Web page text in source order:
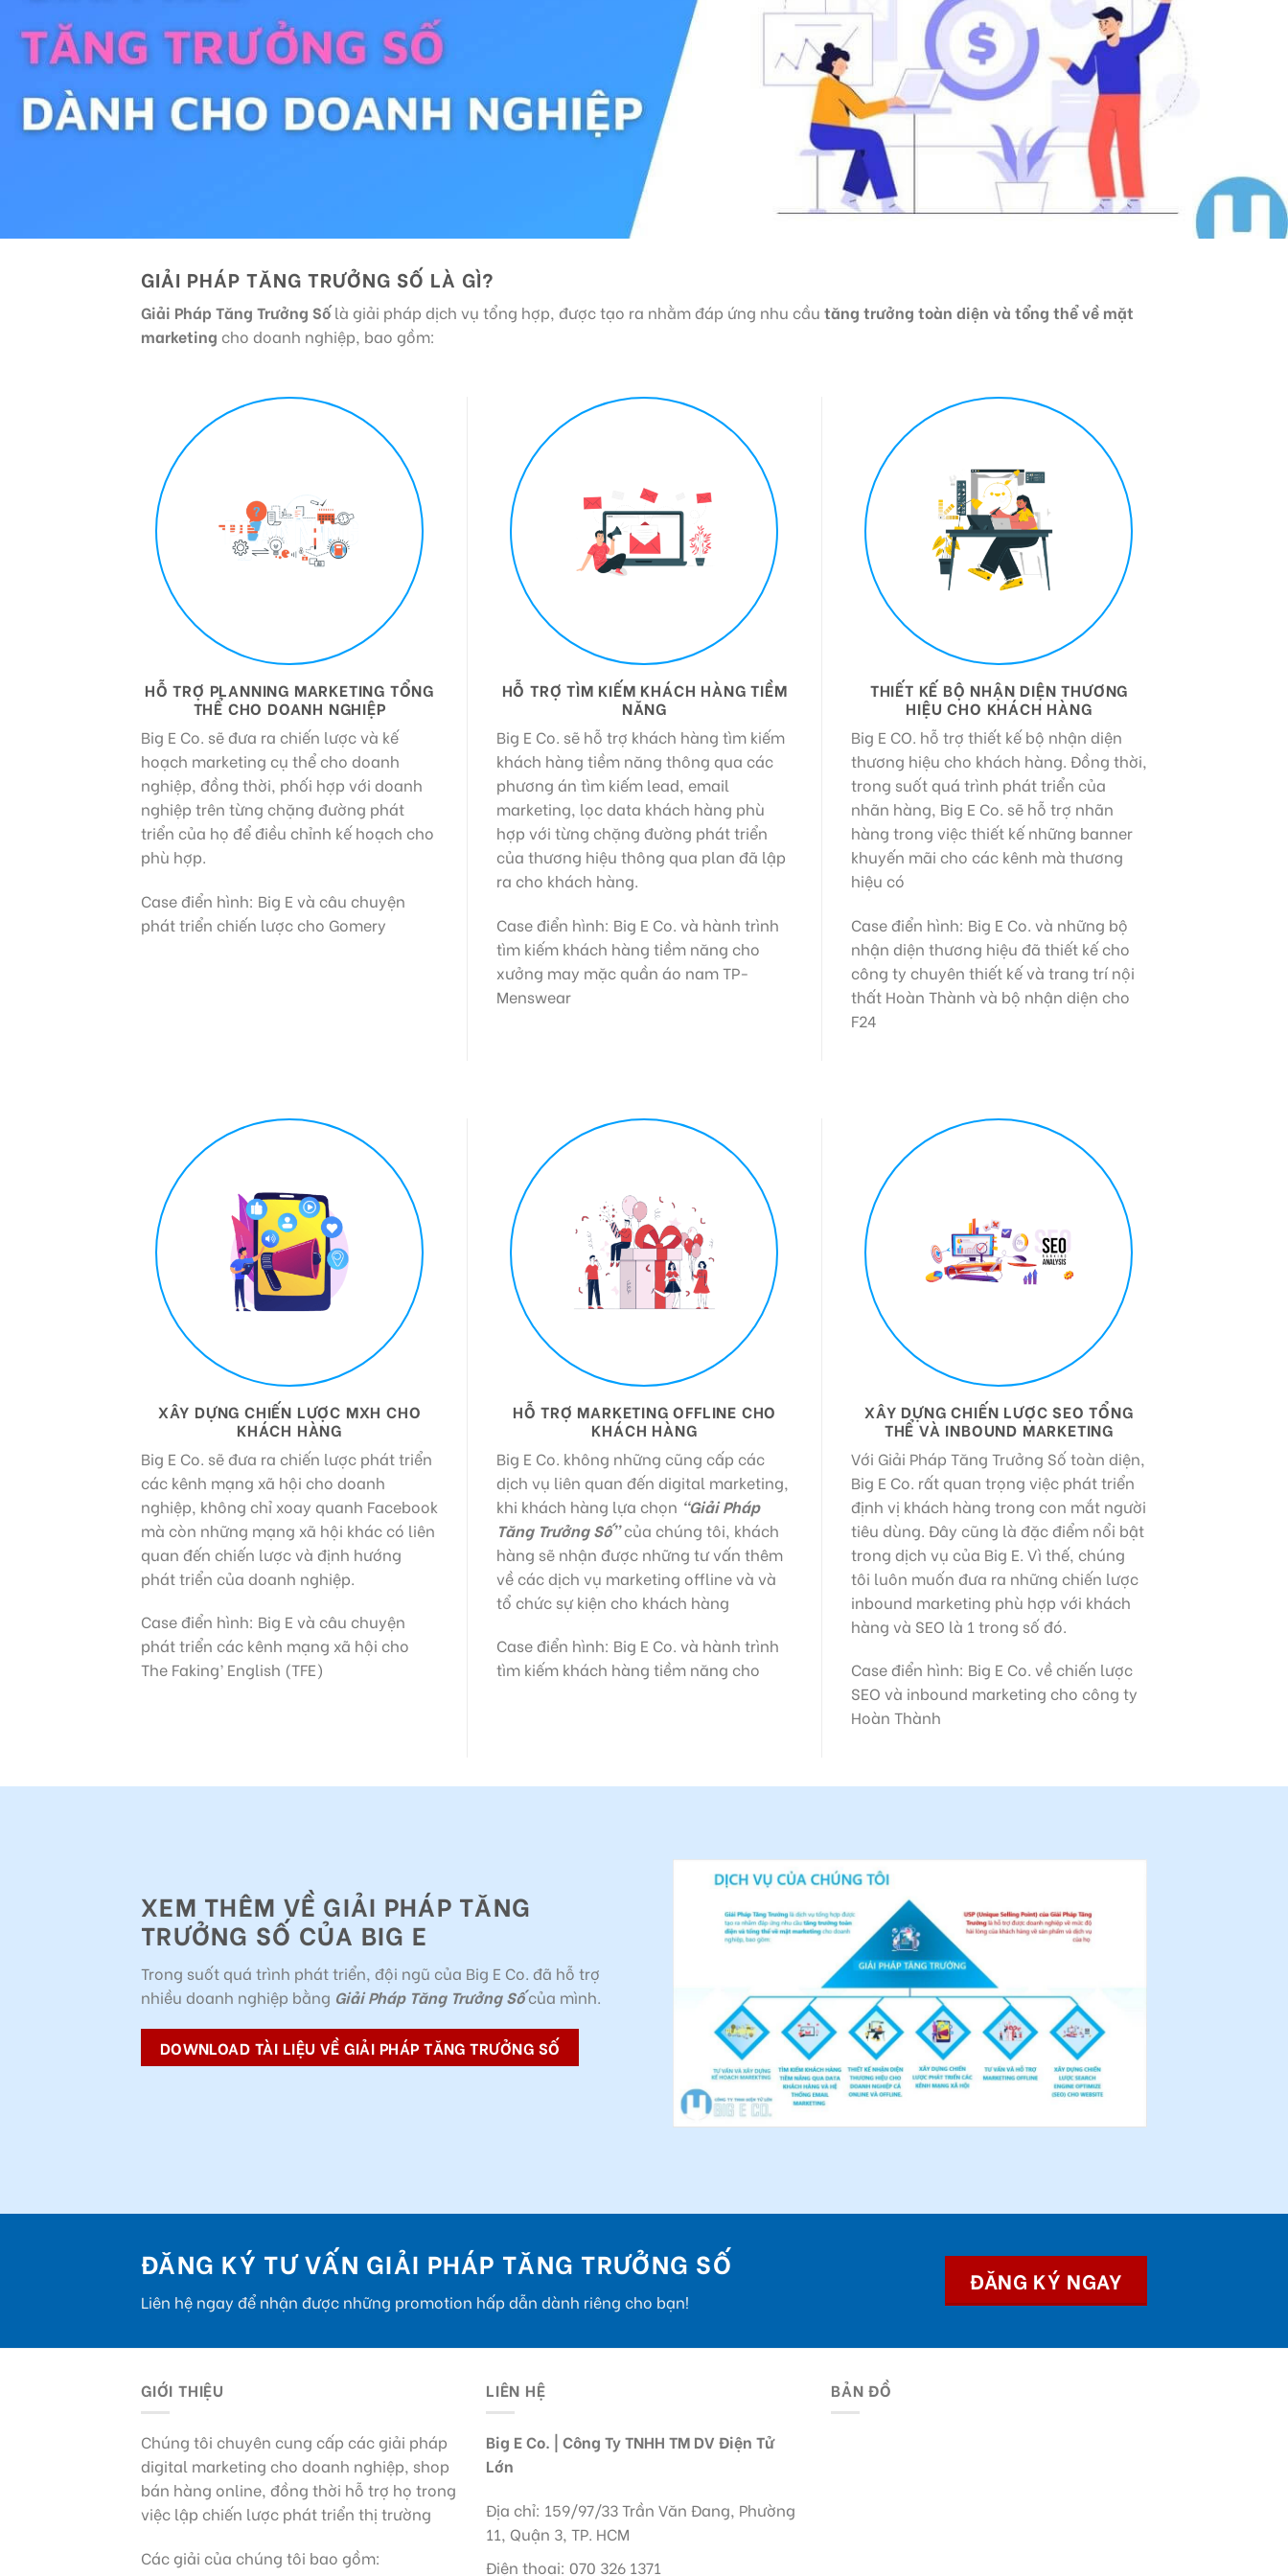
GIẢI PHÁP TĂNG TRƯỞNG SỐ LÀ GÌ?
Giải Pháp Tăng Trưởng Sốlà giải pháp dịch vụ tổng hợp, được tạo ra nhằm đáp ứng nhu cầu tăng trưởng toàn diện và tổng thể về mặt
marketing cho doanh nghiệp, bao gồm:
HỖ TRỢ PLANNING MARKETING TỔNG
THỂ CHO DOANH NGHIỆP
Big E Co. sẽ đưa ra chiến lược và kế
hoạch marketing cụ thể cho doanh
nghiệp, đồng thời, phối hợp với doanh
nghiệp trên từng chặng đường phát
triển của họ để điều chỉnh kế hoạch cho
phù hợp.
Case điển hình: Big E và câu chuyện
phát triển chiến lược cho Gomery
HỖ TRỢ TÌM KIẾM KHÁCH HÀNG TIỀM
NĂNG
Big E Co. sẽ hỗ trợ khách hàng tìm kiếm
khách hàng tiềm năng thông qua các
phương án tìm kiếm lead, email
marketing, lọc data khách hàng phù
hợp với từng chặng đường phát triển
của thương hiệu thông qua plan đã lập
ra cho khách hàng.
Case điển hình: Big E Co. và hành trình
tìm kiếm khách hàng tiềm năng cho
xưởng may mặc quần áo nam TP-
Menswear
THIẾT KẾ BỘ NHẬN DIỆN THƯƠNG
HIỆU CHO KHÁCH HÀNG
Big E CO. hỗ trợ thiết kế bộ nhận diện
thương hiệu cho khách hàng. Đồng thời,
trong suốt quá trình phát triển của
nhãn hàng, Big E Co. sẽ hỗ trợ nhãn
hàng trong việc thiết kế những banner
khuyến mãi cho các kênh mà thương
hiệu có
Case điển hình: Big E Co. và những bộ
nhận diện thương hiệu đã thiết kế cho
công ty chuyên thiết kế và trang trí nội
thất Hoàn Thành và bộ nhận diện cho
F24
XÂY DỰNG CHIẾN LƯỢC MXH CHO
KHÁCH HÀNG
Big E Co. sẽ đưa ra chiến lược phát triển
các kênh mạng xã hội cho doanh
nghiệp, không chỉ xoay quanh Facebook
mà còn những mạng xã hội khác có liên
quan đến chiến lược và định hướng
phát triển của doanh nghiệp.
Case điển hình: Big E và câu chuyện
phát triển các kênh mạng xã hội cho
The Faking’ English (TFE)
HỖ TRỢ MARKETING OFFLINE CHO
KHÁCH HÀNG
Big E Co. không những cũng cấp các
dịch vụ liên quan đến digital marketing,
khi khách hàng lựa chọn “Giải Pháp
Tăng Trưởng Số”của chúng tôi, khách
hàng sẽ nhận được những tư vấn thêm
về các dịch vụ marketing offline và và
tổ chức sự kiện cho khách hàng
Case điển hình: Big E Co. và hành trình
tìm kiếm khách hàng tiềm năng cho
XÂY DỰNG CHIẾN LƯỢC SEO TỔNG
THỂ VÀ INBOUND MARKETING
Với Giải Pháp Tăng Trưởng Số toàn diện,
Big E Co. rất quan trọng việc phát triển
định vị khách hàng trong con mắt người
tiêu dùng. Đây cũng là đặc điểm nổi bật
trong dịch vụ của Big E. Vì thế, chúng
tôi luôn muốn đưa ra những chiến lược
inbound marketing phù hợp với khách
hàng và SEO là 1 trong số đó.
Case điển hình: Big E Co. về chiến lược
SEO và inbound marketing cho công ty
Hoàn Thành
XEM THÊM VỀ GIẢI PHÁP TĂNG
TRƯỞNG SỐ CỦA BIG E
Trong suốt quá trình phát triển, đội ngũ của Big E Co. đã hỗ trợ
nhiều doanh nghiệp bằng Giải Pháp Tăng Trưởng Sốcủa mình.
DOWNLOAD TÀI LIỆU VỀ GIẢI PHÁP TĂNG TRƯỞNG SỐ
ĐĂNG KÝ TƯ VẤN GIẢI PHÁP TĂNG TRƯỞNG SỐ
Liên hệ ngay để nhận được những promotion hấp dẫn dành riêng cho bạn!
ĐĂNG KÝ NGAY
GIỚI THIỆU
Chúng tôi chuyên cung cấp các giải pháp
digital marketing cho doanh nghiệp, shop
bán hàng online, đồng thời hỗ trợ họ trong
việc lập chiến lược phát triển thị trường
Các giải của chúng tôi bao gồm:
LIÊN HỆ
Big E Co. | Công Ty TNHH TM DV Điện Tử
Lớn
Địa chỉ: 159/97/33 Trần Văn Đang, Phường
11, Quận 3, TP. HCM
Điện thoại: 070 326 1371
BẢN ĐỒ